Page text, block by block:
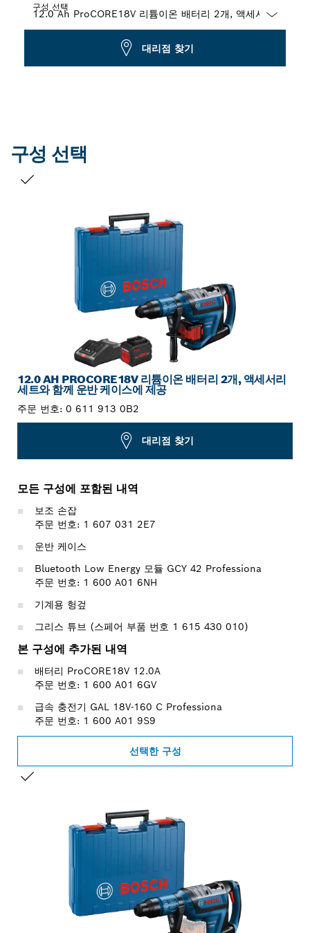
구성 선택
대리점 찾기
구성 선택
12.0 AH PROCORE18V 리튬이온 배터리 2개, 액세서리
세트와 함께 운반 케이스에 제공
주문 번호: 0 611 913 0B2
대리점 찾기
모든 구성에 포함된 내역
보조 손잡
주문 번호: 1 607 031 2E7
운반 케이스
Bluetooth Low Energy 모듈 GCY 42 Professiona
주문 번호: 1 600 A01 6NH
기계용 헝겊
그리스 튜브 (스페어 부품 번호 1 615 430 010)
본 구성에 추가된 내역
배터리 ProCORE18V 12.0A
주문 번호: 1 600 A01 6GV
급속 충전기 GAL 18V-160 C Professiona
주문 번호: 1 600 A01 9S9
선택한 구성